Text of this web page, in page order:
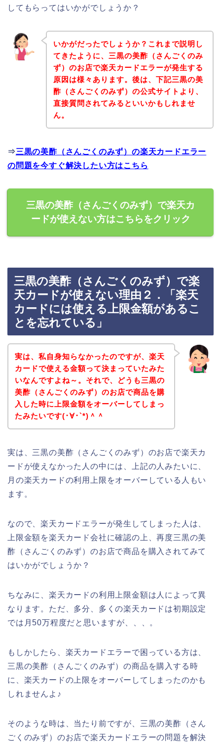
してもらってはいかがでしょうか？
いかがだったでしょうか？これまで説明し
てきたように、三黒の美酢（さんごくのみ
ず）のお店で楽天カードエラーが発生する
原因は様々あります。後は、下記三黒の美
酢（さんごくのみず）の公式サイトより、
直接質問されてみるといいかもしれませ
ん。
⇒三黒の美酢（さんごくのみず）の楽天カードエラー
の問題を今すぐ解決したい方はこちら
三黒の美酢（さんごくのみず）で楽天カ
ードが使えない方はこちらをクリック
三黒の美酢（さんごくのみず）で楽
天カードが使えない理由２．「楽天
カードには使える上限金額があるこ
とを忘れている」
実は、私自身知らなかったのですが、楽天
カードで使える金額って決まっていたみた
いなんですよね～。それで、どうも三黒の
美酢（さんごくのみず）のお店で商品を購
入した時に上限金額をオーバーしてしまっ
たみたいです(･∀･`*)＾＾
実は、三黒の美酢（さんごくのみず）のお店で楽天カ
ードが使えなかった人の中には、上記の人みたいに、
月の楽天カードの利用上限をオーバーしている人もい
ます。
なので、楽天カードエラーが発生してしまった人は、
上限金額を楽天カード会社に確認の上、再度三黒の美
酢（さんごくのみず）のお店で商品を購入されてみて
はいかがでしょうか？
ちなみに、楽天カードの利用上限金額は人によって異
なります。ただ、多分、多くの楽天カードは初期設定
では月50万程度だと思いますが、、、。
もしかしたら、楽天カードエラーで困っている方は、
三黒の美酢（さんごくのみず）の商品を購入する時
に、楽天カードの上限をオーバーしてしまったのかも
しれませんよ♪
そのような時は、当たり前ですが、三黒の美酢（さん
ごくのみず）のお店で楽天カードエラーの問題を解決